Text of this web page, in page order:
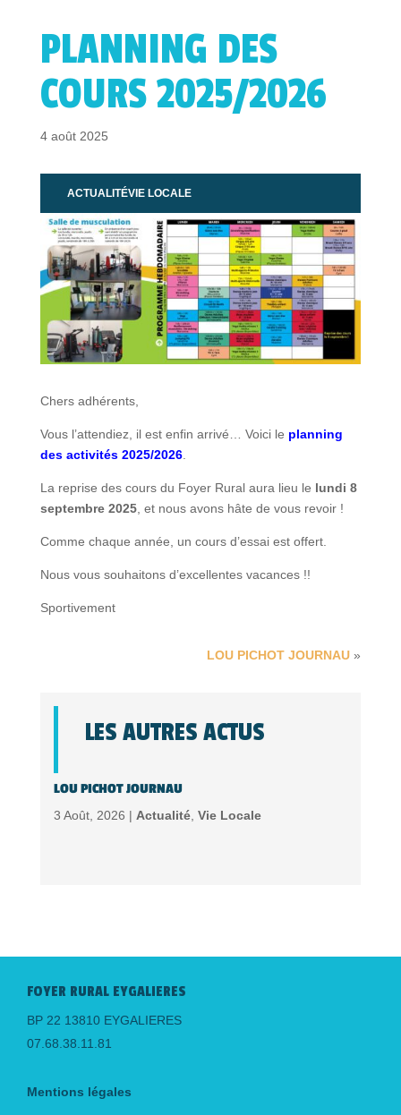
PLANNING DES
COURS 2025/2026
4 août 2025
ACTUALITÉVIE LOCALE
Chers adhérents,
Vous l’attendiez, il est enfin arrivé… Voici le planning
des activités 2025/2026.
La reprise des cours du Foyer Rural aura lieu le lundi 8
septembre 2025, et nous avons hâte de vous revoir !
Comme chaque année, un cours d’essai est offert.
Nous vous souhaitons d’excellentes vacances !!
Sportivement
LOU PICHOT JOURNAU »
LES AUTRES ACTUS
LOU PICHOT JOURNAU
3 Août, 2026 | Actualité, Vie Locale
FOYER RURAL EYGALIERES
BP 22 13810 EYGALIERES
07.68.38.11.81
Mentions légales